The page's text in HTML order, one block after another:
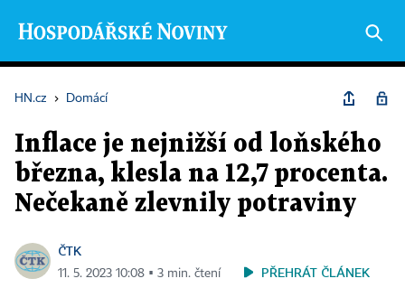
HN.cz › Domácí
Inflace je nejnižší od loňského
března, klesla na 12,7 procenta.
Nečekaně zlevnily potraviny
ČTK
11. 5. 2023 10:08 ▪ 3 min. čtení PŘEHRÁT ČLÁNEK